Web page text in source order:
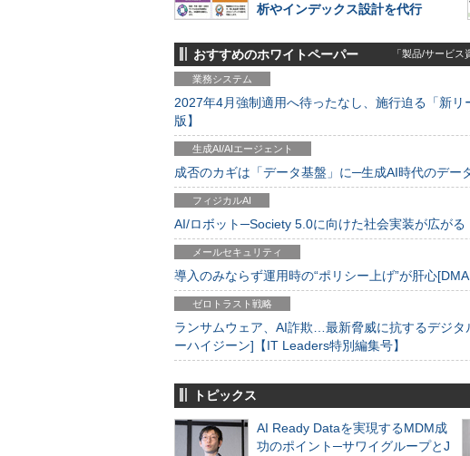
析やインデックス設計を代行
おすすめのホワイトペーパー 「製品/サービ
業務システム
2027年4月強制適用へ待ったなし、施行迫る「新
版】
生成AI/AIエージェント
成否のカギは「データ基盤」に─生成AI時代のデー
フィジカルAI
AI/ロボット─Society 5.0に向けた社会実装が広がる
メールセキュリティ
導入のみならず運用時の“ポリシー上げ”が肝心
ゼロトラスト戦略
ランサムウェア、AI詐欺…最新脅威に抗するデジ
ーハイジーン]【IT Leaders特別編集号】
トピックス
AI Ready Dataを実現するMDM成
功のポイント─サワイグループとJ